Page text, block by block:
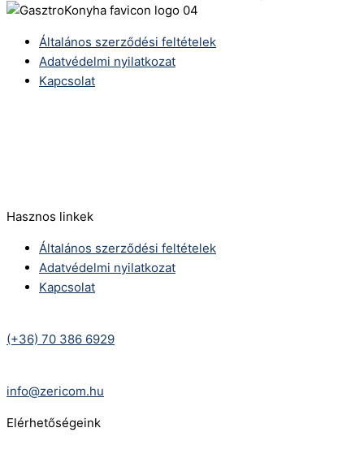
Általános szerződési feltételek
Adatvédelmi nyilatkozat
Kapcsolat
Hasznos linkek
Általános szerződési feltételek
Adatvédelmi nyilatkozat
Kapcsolat
(+36) 70 386 6929
info@zericom.hu
Elérhetőségeink